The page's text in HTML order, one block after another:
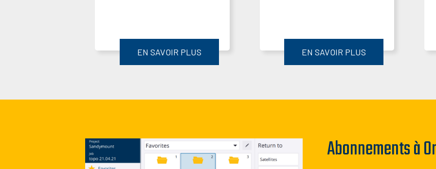
EN SAVOIR PLUS EN SAVOIR PLUS
Abonnements à